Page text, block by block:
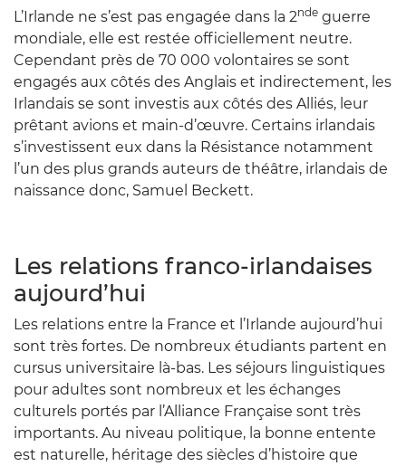
L’Irlande ne s’est pas engagée dans la 2nde guerre
mondiale, elle est restée officiellement neutre.
Cependant près de 70 000 volontaires se sont
engagés aux côtés des Anglais et indirectement, les
Irlandais se sont investis aux côtés des Alliés, leur
prêtant avions et main-d’œuvre. Certains irlandais
s’investissent eux dans la Résistance notamment
l’un des plus grands auteurs de théâtre, irlandais de
naissance donc, Samuel Beckett.
Les relations franco-irlandaises
aujourd’hui
Les relations entre la France et l’Irlande aujourd’hui
sont très fortes. De nombreux étudiants partent en
cursus universitaire là-bas. Les séjours linguistiques
pour adultes sont nombreux et les échanges
culturels portés par l’Alliance Française sont très
importants. Au niveau politique, la bonne entente
est naturelle, héritage des siècles d’histoire que